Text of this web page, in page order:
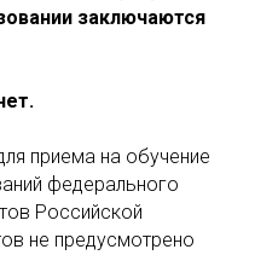
заключаются
приема на обучение
федерального
Российской
не предусмотрено